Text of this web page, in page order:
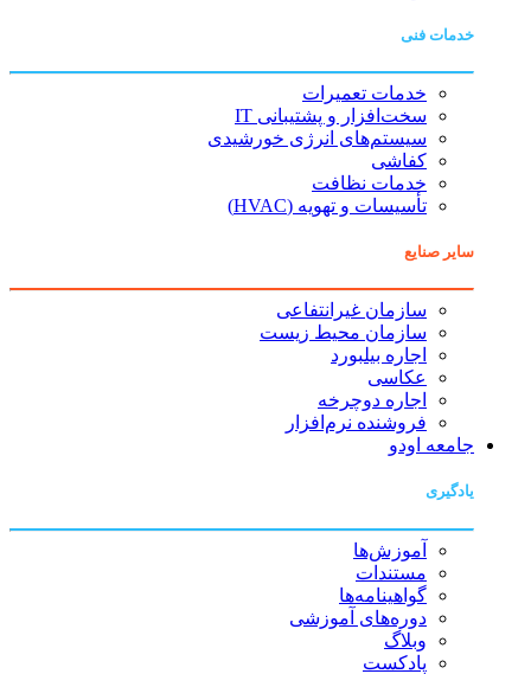
خدمات فنی
خدمات تعمیرات
سخت‌افزار و پشتیبانی IT
سیستم‌های انرژی خورشیدی
کفاشی
خدمات نظافت
تأسیسات و تهویه (HVAC)
سایر صنایع
سازمان غیرانتفاعی
سازمان محیط زیست
اجاره بیلبورد
عکاسی
اجاره دوچرخه
فروشنده نرم‌افزار
جامعه اودو
یادگیری
آموزش‌ها
مستندات
گواهینامه‌ها
دوره‌های آموزشی
وبلاگ
پادکست